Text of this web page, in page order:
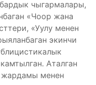
чыгармалары,
«Чоор жана
«Уулу менен
экинчи
Аталган
менен